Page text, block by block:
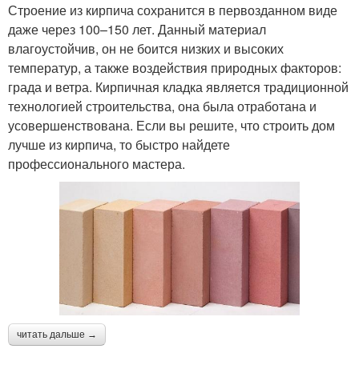
Строение из кирпича сохранится в первозданном виде
даже через 100–150 лет. Данный материал
влагоустойчив, он не боится низких и высоких
температур, а также воздействия природных факторов:
града и ветра. Кирпичная кладка является традиционной
технологией строительства, она была отработана и
усовершенствована. Если вы решите, что строить дом
лучше из кирпича, то быстро найдете
профессионального мастера.
читать дальше →